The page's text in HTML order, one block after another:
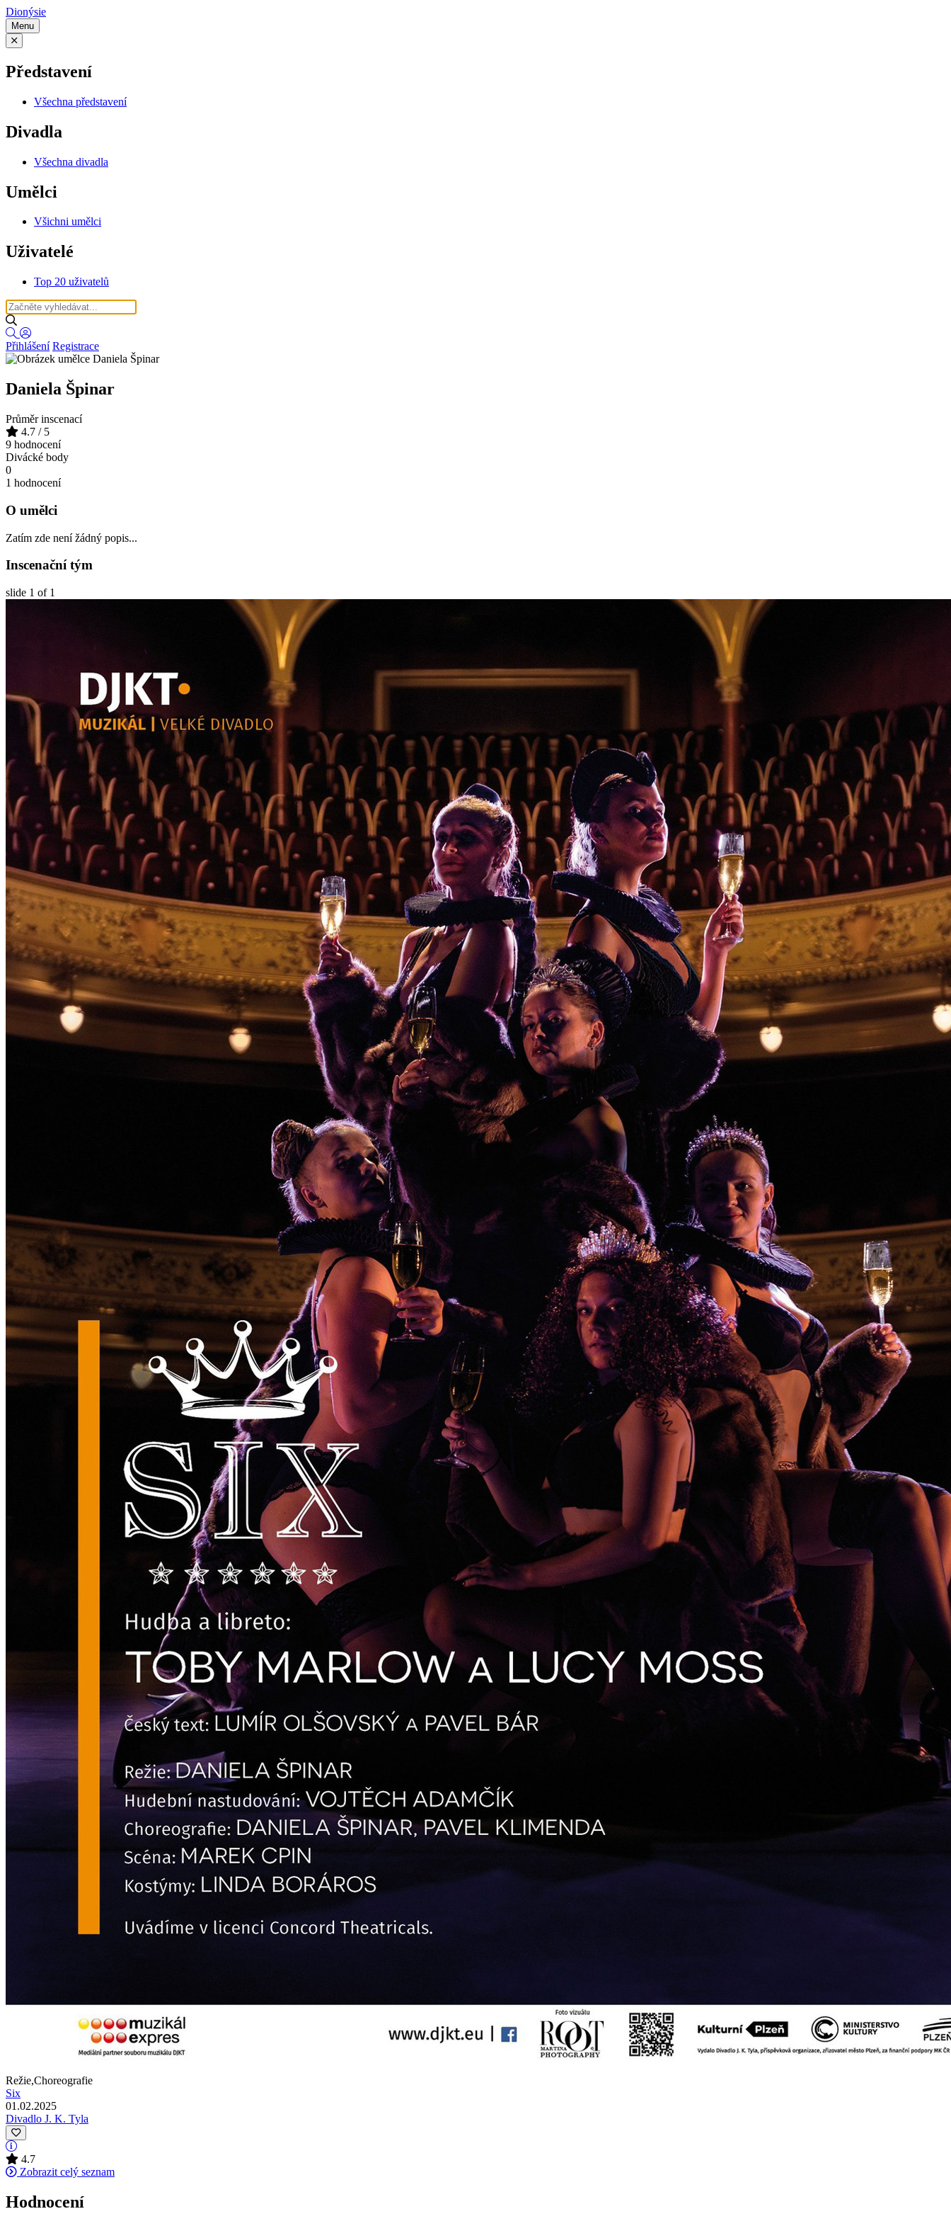
Dionýsie
Menu
Představení
Všechna představení
Divadla
Všechna divadla
Umělci
Všichni umělci
Uživatelé
Top 20 uživatelů
Přihlášení Registrace
Daniela Špinar
Průměr inscenací
4.7 / 5
9 hodnocení
Divácké body
0
1 hodnocení
O umělci
Zatím zde není žádný popis...
Inscenační tým
slide 1 of 1
Režie,Choreografie
Six
01.02.2025
Divadlo J. K. Tyla
4.7
Zobrazit celý seznam
Hodnocení